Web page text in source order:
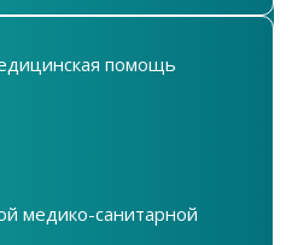
помощь
медико-санитарной